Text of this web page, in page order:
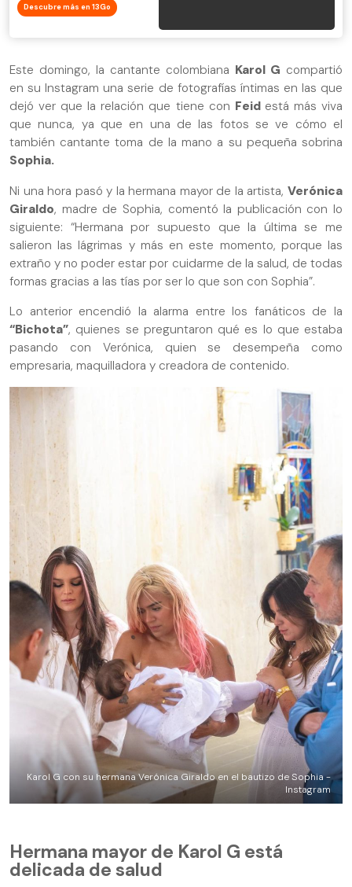
Descubre más en 13Go
Este domingo, la cantante colombiana Karol G compartió
en su Instagram una serie de fotografías íntimas en las que
dejó ver que la relación que tiene con Feid está más viva
que nunca, ya que en una de las fotos se ve cómo el
también cantante toma de la mano a su pequeña sobrina
Sophia.
Ni una hora pasó y la hermana mayor de la artista, Verónica
Giraldo, madre de Sophia, comentó la publicación con lo
siguiente: “Hermana por supuesto que la última se me
salieron las lágrimas y más en este momento, porque las
extraño y no poder estar por cuidarme de la salud, de todas
formas gracias a las tías por ser lo que son con Sophia”.
Lo anterior encendió la alarma entre los fanáticos de la
“Bichota”, quienes se preguntaron qué es lo que estaba
pasando con Verónica, quien se desempeña como
empresaria, maquilladora y creadora de contenido.
Karol G con su hermana Verónica Giraldo en el bautizo de Sophia -
Instagram
Hermana mayor de Karol G está
delicada de salud